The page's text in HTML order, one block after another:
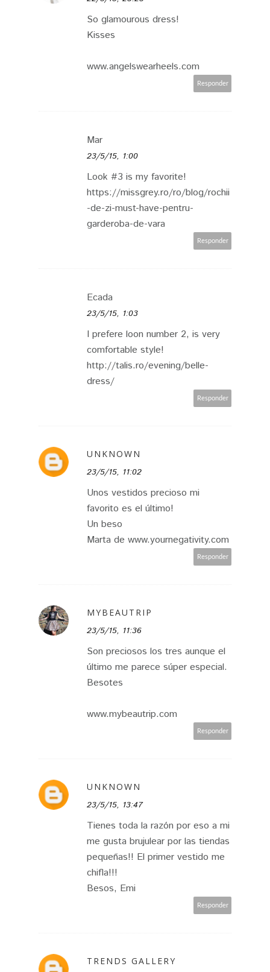
So glamourous dress!
Kisses
www.angelswearheels.com
Responder
Mar
23/5/15, 1:00
Look #3 is my favorite!
https://missgrey.ro/ro/blog/rochii
-de-zi-must-have-pentru-
garderoba-de-vara
Responder
Ecada
23/5/15, 1:03
I prefere loon number 2, is very
comfortable style!
http://talis.ro/evening/belle-
dress/
Responder
UNKNOWN
23/5/15, 11:02
Unos vestidos precioso mi
favorito es el último!
Un beso
Marta de www.yournegativity.com
Responder
MYBEAUTRIP
23/5/15, 11:36
Son preciosos los tres aunque el
último me parece súper especial.
Besotes
www.mybeautrip.com
Responder
UNKNOWN
23/5/15, 13:47
Tienes toda la razón por eso a mi
me gusta brujulear por las tiendas
pequeñas!! El primer vestido me
chifla!!!
Besos, Emi
Responder
TRENDS GALLERY